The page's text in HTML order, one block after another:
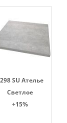
SU Ателье
Светлое
+15%